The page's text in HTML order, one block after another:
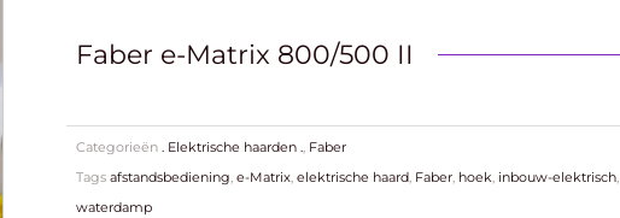
Faber e-Matrix 800/500 II
Categorieën . Elektrische haarden ., Faber
Tags afstandsbediening, e-Matrix, elektrische haard, Faber, hoek, inbouw-elektrisch,
waterdamp